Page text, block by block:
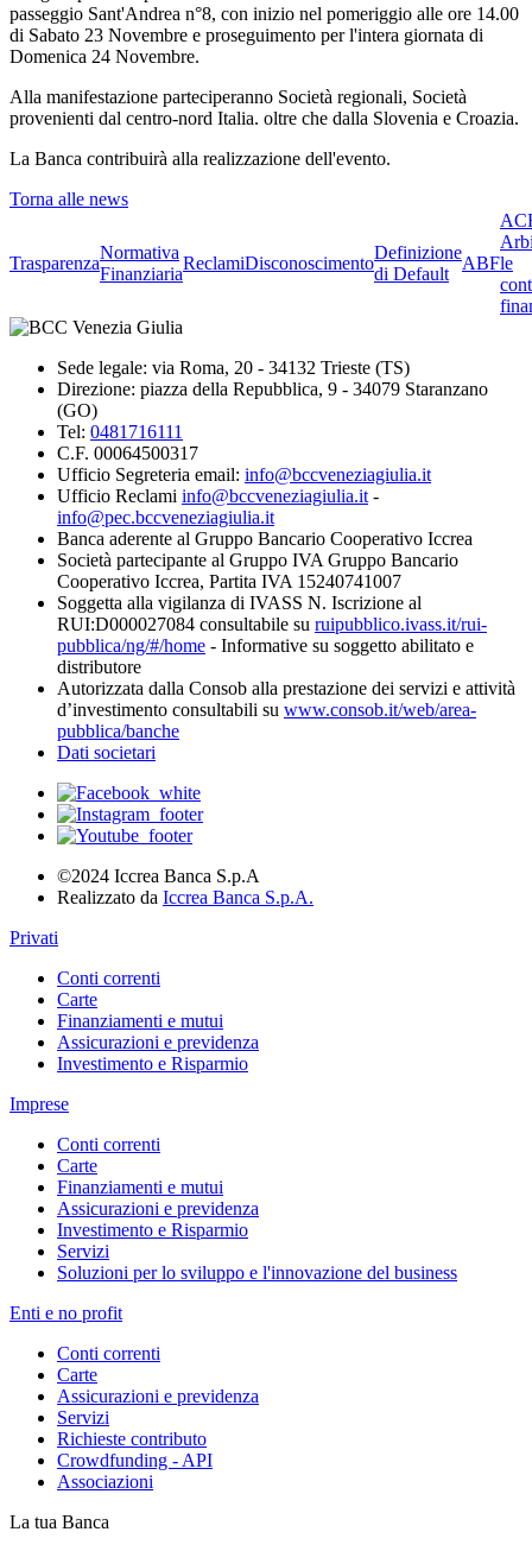
passeggio Sant'Andrea n°8, con inizio nel pomeriggio alle ore 14.00
di Sabato 23 Novembre e proseguimento per l'intera giornata di
Domenica 24 Novembre.
Alla manifestazione parteciperanno Società regionali, Società
provenienti dal centro-nord Italia. oltre che dalla Slovenia e Croazia.
La Banca contribuirà alla realizzazione dell'evento.
Torna alle news
Trasparenza
Normativa
Finanziaria
ReclamiDisconoscimento
Definizione
di Default
ABFle
Sede legale: via Roma, 20 - 34132 Trieste (TS)
Direzione: piazza della Repubblica, 9 - 34079 Staranzano
(GO)
Tel: 0481716111
C.F. 00064500317
Ufficio Segreteria email: info@bccveneziagiulia.it
Ufficio Reclami info@bccveneziagiulia.it -
info@pec.bccveneziagiulia.it
Banca aderente al Gruppo Bancario Cooperativo Iccrea
Società partecipante al Gruppo IVA Gruppo Bancario
Cooperativo Iccrea, Partita IVA 15240741007
Soggetta alla vigilanza di IVASS N. Iscrizione al
RUI:D000027084 consultabile su ruipubblico.ivass.it/rui-
pubblica/ng/#/home - Informative su soggetto abilitato e
distributore
Autorizzata dalla Consob alla prestazione dei servizi e attività
d’investimento consultabili su www.consob.it/web/area-
pubblica/banche
Dati societari
©2024 Iccrea Banca S.p.A
Realizzato da Iccrea Banca S.p.A.
Privati
Conti correnti
Carte
Finanziamenti e mutui
Assicurazioni e previdenza
Investimento e Risparmio
Imprese
Conti correnti
Carte
Finanziamenti e mutui
Assicurazioni e previdenza
Investimento e Risparmio
Servizi
Soluzioni per lo sviluppo e l'innovazione del business
Enti e no profit
Conti correnti
Carte
Assicurazioni e previdenza
Servizi
Richieste contributo
Crowdfunding - API
Associazioni
La tua Banca